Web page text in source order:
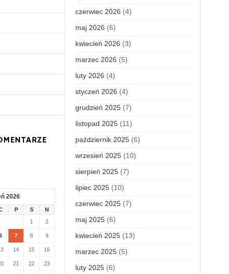
2026
P S
N
1
2
7 8 9
14 15 16
21 22 23
czerwiec 2026 (4)
maj 2026 (6)
kwiecień 2026 (3)
marzec 2026 (5)
luty 2026 (4)
styczeń 2026 (4)
grudzień 2025(7)
listopad 2025(11)
październik 2025(6)
wrzesień 2025(10)
sierpień 2025(7)
lipiec 2025(10)
czerwiec 2025(7)
maj 2025(6)
kwiecień 2025(13)
marzec 2025(5)
luty 2025(6)